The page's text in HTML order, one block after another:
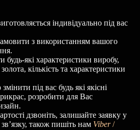
індивідуально під вас
з використанням вашого
будь-які характеристики виробу,
кількість та характеристики
під вас будь які якісні
розробити для Вас
дзвоніть, залишайте заявку у
також пишіть нам Viber/